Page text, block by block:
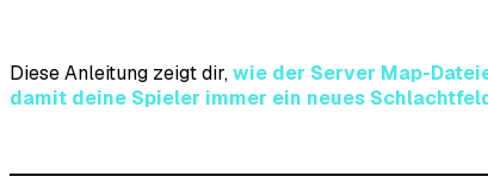
Diese Anleitung zeigt dir,wie der Server Map-
damit deine Spieler immer ein neues